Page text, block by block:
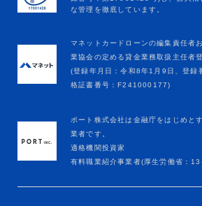
マネットカードローンの編集責任者
業協会の定める貸金業務取扱主任者
(登録年月日：令和8年1月9日、登
格証書番号：F241000177)
ポート株式会社は金融庁をはじめと
業者です。
適格機関投資家
有料職業紹介事業者(厚生労働省：